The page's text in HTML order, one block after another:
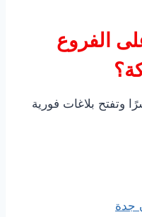
الفروع
وتفتح بلاغات فورية
جدة